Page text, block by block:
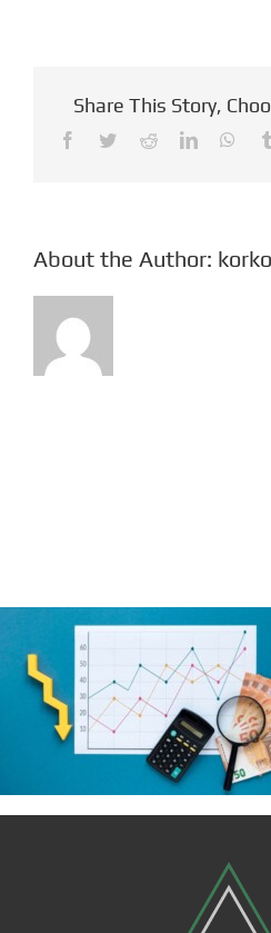
Share This Story,
Facebook
TwitterRedditLinkedIn
About the Author: